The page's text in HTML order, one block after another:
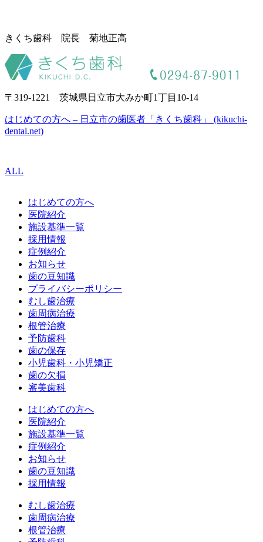
きくち歯科 院長 菊地正高
〒319-1221 茨城県日立市大みか町1丁目10-14
はじめての方へ – 日立市の歯医者「きくち歯科」 (kikuchi-
dental.net)
ALL
はじめての方へ
医院紹介
施設基準一覧
採用情報
症例紹介
お知らせ
歯の豆知識
プライバシーポリシー
むし歯治療
歯周病治療
根管治療
予防歯科
歯の保存
小児歯科・小児矯正
歯の欠損
審美歯科
はじめての方へ
医院紹介
施設基準一覧
症例紹介
お知らせ
歯の豆知識
採用情報
むし歯治療
歯周病治療
根管治療